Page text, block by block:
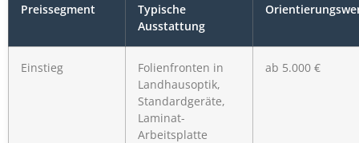
Preissegment
Typische
Ausstattung
Einstieg
Folienfronten in
Landhausoptik,
Standardgeräte,
Laminat-
Arbeitsplatte
ab 5.000 €